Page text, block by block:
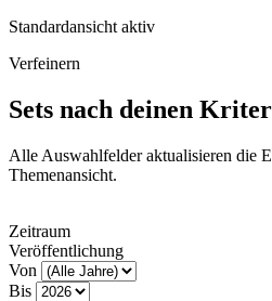
Standardansicht aktiv
Verfeinern
Sets nach deinen
Alle Auswahlfelder aktualisieren die
Themenansicht.
Zeitraum
Veröffentlichung
Von
Bis